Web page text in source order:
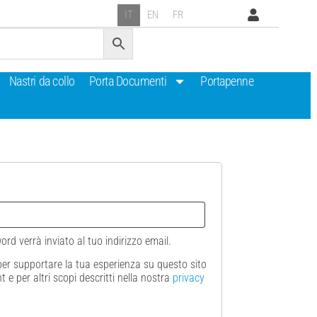
IT EN FR
Nastri da collo Porta Documenti Portapenne
verrà inviato al tuo indirizzo email.
supportare la tua esperienza su questo sito
e per altri scopi descritti nella nostra privacy